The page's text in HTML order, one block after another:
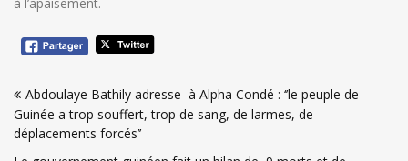
de
l’article
Abdoulaye Bathily adresse à Alpha Condé : ‘’le peuple de
Guinée a trop souffert, trop de sang, de larmes, de
déplacements forcés’’